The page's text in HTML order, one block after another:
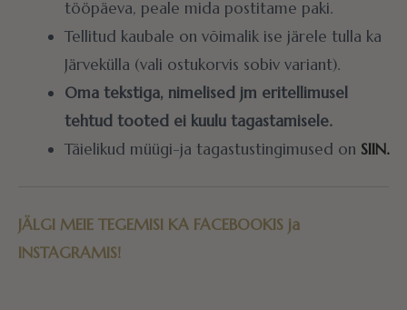
tööpäeva, peale mida postitame paki.
Tellitud kaubale on võimalik ise järele tulla ka
Järvekülla (vali ostukorvis sobiv variant).
Oma tekstiga, nimelised jm eritellimusel
tehtud tooted ei kuulu tagastamisele.
Täielikud müügi-ja tagastustingimused on SIIN.
JÄLGI MEIE TEGEMISI KA FACEBOOKIS ja
INSTAGRAMIS!